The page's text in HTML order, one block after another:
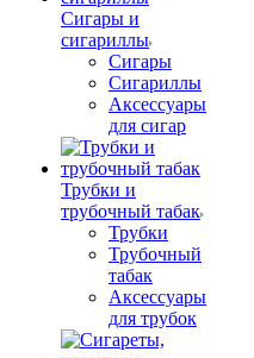
Сигары и
сигариллы
Сигары
Сигариллы
Аксессуары
для сигар
Трубки и
трубочный табак
Трубки
Трубочный
табак
Аксессуары
для трубок